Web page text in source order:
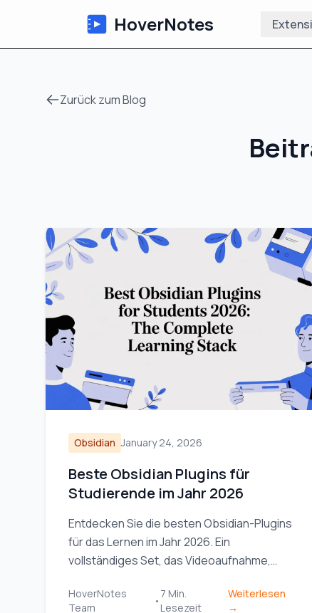
HoverNotes
Zurück zum Blog
Obsidian January 24, 2026
Beste Obsidian Plugins für
Studierende im Jahr 2026
Entdecken Sie die besten Obsidian-Plugins
für das Lernen im Jahr 2026. Ein
vollständiges Set, das Videoaufnahme,
für Studierende umfasst.
HoverNotes
Team
•
7 Min.
Lesezeit
Weiterlesen
→